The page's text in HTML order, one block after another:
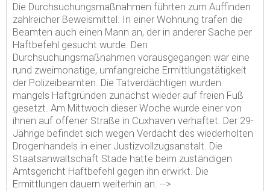
Die Durchsuchungsmaßnahmen führten zum Auffinden
zahlreicher Beweismittel. In einer Wohnung trafen die
Beamten auch einen Mann an, der in anderer Sache per
Haftbefehl gesucht wurde. Den
Durchsuchungsmaßnahmen vorausgegangen war eine
rund zweimonatige, umfangreiche Ermittlungstätigkeit
der Polizeibeamten. Die Tatverdächtigen wurden
mangels Haftgründen zunächst wieder auf freien Fuß
gesetzt. Am Mittwoch dieser Woche wurde einer von
ihnen auf offener Straße in Cuxhaven verhaftet. Der 29-
Jährige befindet sich wegen Verdacht des wiederholten
Drogenhandels in einer Justizvollzugsanstalt. Die
Staatsanwaltschaft Stade hatte beim zuständigen
Amtsgericht Haftbefehl gegen ihn erwirkt. Die
Ermittlungen dauern weiterhin an. -->